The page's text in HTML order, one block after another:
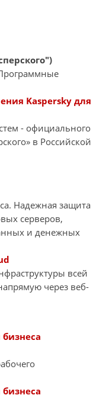
Kaspersky для
- официального
в Российской
Надежная защита
серверов,
и денежных
всей
через веб-